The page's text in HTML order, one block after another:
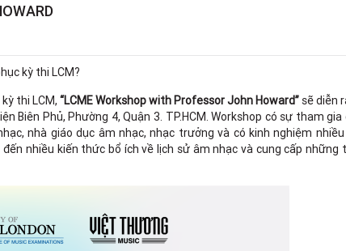
kỳ thi LCM?
thi LCM,“LCME Workshop with Professor John Howard” sẽ diễn
Biên Phủ, Phường 4, Quận 3. TP.HCM. Workshop có sự tham gia
nhà giáo dục âm nhạc, nhạc trưởng và có kinh nghiệm
nhiều kiến thức bổ ích về lịch sử âm nhạc và cung cấp những